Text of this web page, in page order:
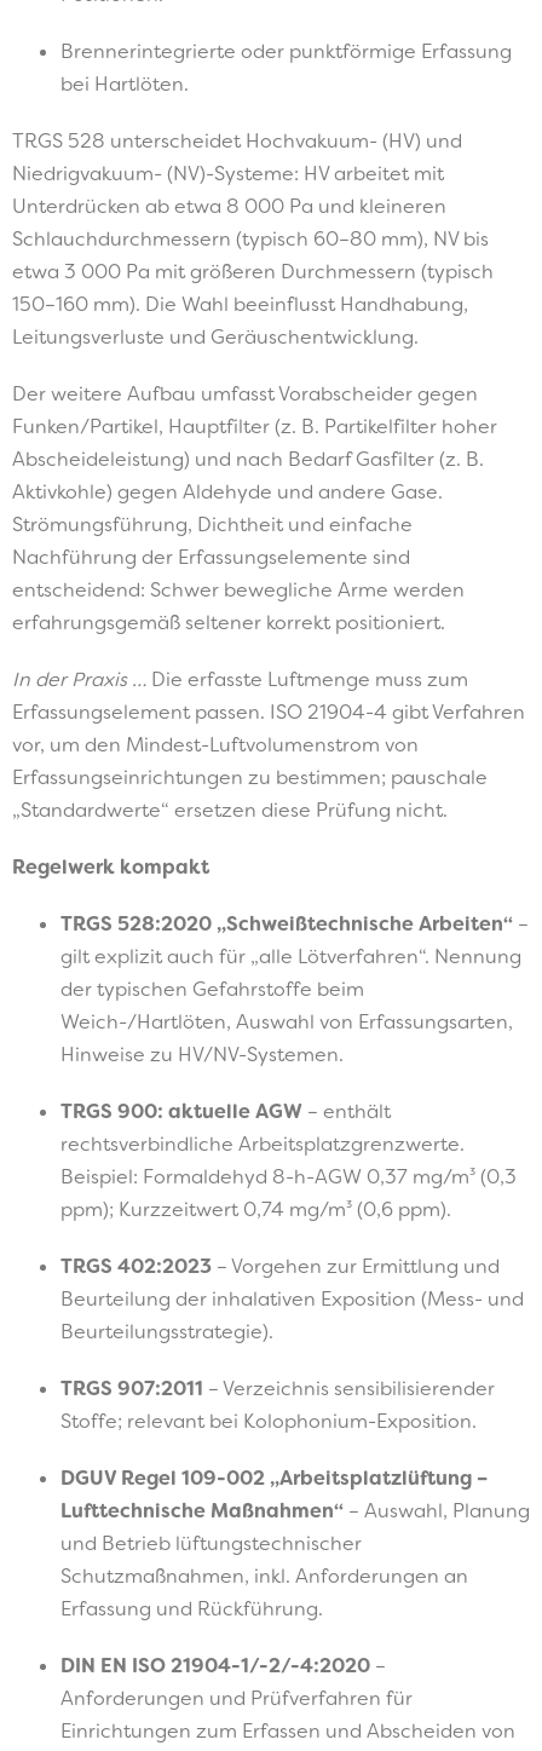
Brennerintegrierte oder punktförmige Erfassung
bei Hartlöten.
TRGS 528 unterscheidet Hochvakuum- (HV) und
Niedrigvakuum- (NV)-Systeme: HV arbeitet mit
Unterdrücken ab etwa 8 000 Pa und kleineren
Schlauchdurchmessern (typisch 60–80 mm), NV bis
etwa 3 000 Pa mit größeren Durchmessern (typisch
150–160 mm). Die Wahl beeinflusst Handhabung,
Leitungsverluste und Geräuschentwicklung.
Der weitere Aufbau umfasst Vorabscheider gegen
Funken/Partikel, Hauptfilter (z. B. Partikelfilter hoher
Abscheideleistung) und nach Bedarf Gasfilter (z. B.
Aktivkohle) gegen Aldehyde und andere Gase.
Strömungsführung, Dichtheit und einfache
Nachführung der Erfassungselemente sind
entscheidend: Schwer bewegliche Arme werden
erfahrungsgemäß seltener korrekt positioniert.
In der Praxis … Die erfasste Luftmenge muss zum
Erfassungselement passen. ISO 21904-4 gibt Verfahren
vor, um den Mindest-Luftvolumenstrom von
Erfassungseinrichtungen zu bestimmen; pauschale
„Standardwerte“ ersetzen diese Prüfung nicht.
Regelwerk kompakt
TRGS 528:2020 „Schweißtechnische Arbeiten“ –
gilt explizit auch für „alle Lötverfahren“. Nennung
der typischen Gefahrstoffe beim
Weich-/Hartlöten, Auswahl von Erfassungsarten,
Hinweise zu HV/NV-Systemen.
TRGS 900: aktuelle AGW – enthält
rechtsverbindliche Arbeitsplatzgrenzwerte.
Beispiel: Formaldehyd 8-h-AGW 0,37 mg/m³ (0,3
ppm); Kurzzeitwert 0,74 mg/m³ (0,6 ppm).
TRGS 402:2023 – Vorgehen zur Ermittlung und
Beurteilung der inhalativen Exposition (Mess- und
Beurteilungsstrategie).
TRGS 907:2011 – Verzeichnis sensibilisierender
Stoffe; relevant bei Kolophonium-Exposition.
DGUV Regel 109-002 „Arbeitsplatzlüftung –
Lufttechnische Maßnahmen“ – Auswahl, Planung
und Betrieb lüftungstechnischer
Schutzmaßnahmen, inkl. Anforderungen an
Erfassung und Rückführung.
DIN EN ISO 21904-1/-2/-4:2020 –
Anforderungen und Prüfverfahren für
Einrichtungen zum Erfassen und Abscheiden von